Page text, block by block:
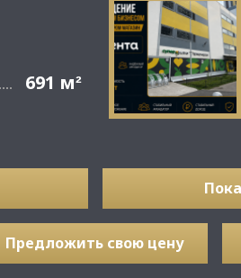
691 м²
Предложить свою цену